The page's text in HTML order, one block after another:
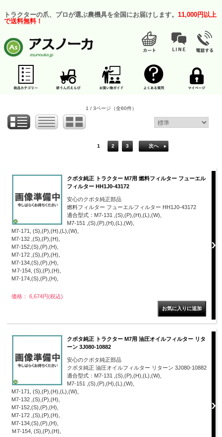
トラクターの爪、プロが選ぶ農機具を全国にお届けします。 11,000円以上
で送料無料！
1 / 3ページ （全60件）
1 2 3 次へ
クボタ純正 トラクター M7用 燃料フィルター フューエル
フィルター HH1J0-43172
安心のクボタ純正部品
燃料フィルター フューエルフィルター HH1J0-43172
適合型式：M7-131 ,(S),(P),(H),(L),(W),
M7-151 ,(S),(P),(H),(L),(W),
M7-171, (S),(P),(H),(L),(W),
M7-132 ,(S),(P),(H),
M7-152,(S),(P),(H),
M7-172 ,(S),(P),(H),
M7-134,(S),(P),(H),
Ｍ7-154, (S),(P),(H),
M7-174,(S),(P),(H),
価格： 6,674円(税込)
クボタ純正 トラクター M7用 油圧オイルフィルター リタ
ーン 3J080-10882
安心のクボタ純正部品
クボタ純正 油圧オイルフィルター リターン 3J080-10882
適合型式：M7-131 ,(S),(P),(H),(L),(W),
M7-151 ,(S),(P),(H),(L),(W),
M7-171, (S),(P),(H),(L),(W),
M7-132 ,(S),(P),(H),
M7-152,(S),(P),(H),
M7-172 ,(S),(P),(H),
M7-134,(S),(P),(H),
Ｍ7-154, (S),(P),(H),